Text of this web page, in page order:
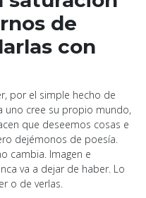
de
con
por el simple hecho de
uno cree su propio mundo,
que deseemos cosas e
dejémonos de poesía.
cambia. Imagen e
va a dejar de haber. Lo
o de verlas.